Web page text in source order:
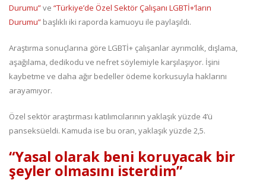
Durumu”ve “Türkiye’de Özel Sektör Çalışanı LGBTİ+’ların
Durumu” başlıklı iki raporda kamuoyu ile paylaşıldı.
Araştırma sonuçlarına göre LGBTİ+ çalışanlar ayrımcılık, dışlama,
aşağılama, dedikodu ve nefret söylemiyle karşılaşıyor. İşini
kaybetme ve daha ağır bedeller ödeme korkusuyla haklarını
arayamıyor.
Özel sektör araştırması katılımcılarının yaklaşık yüzde 4’ü
panseksüeldi. Kamuda ise bu oran, yaklaşık yüzde 2,5.
“Yasal olarak beni koruyacak bir
şeyler olmasını isterdim”